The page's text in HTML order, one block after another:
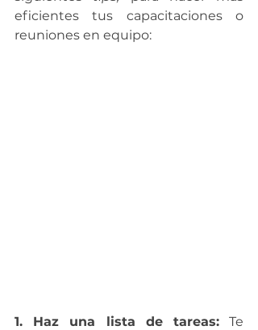
eficientes tus capacitaciones o
reuniones en equipo:
1. Haz una lista de tareas: Te